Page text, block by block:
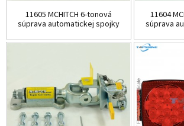
11605 MCHITCH 6-tonová
súprava automatickej spojky
11604
súprava